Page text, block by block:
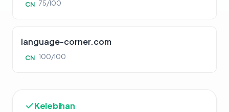
CN 75/100
language-corner.com
CN 100/100
Kelebihan